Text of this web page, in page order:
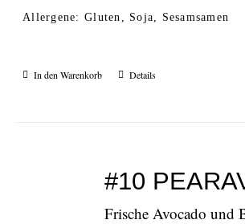
Allergene: Gluten, Soja, Sesamsamen
In den Warenkorb Details
#10
Frische Avocado und